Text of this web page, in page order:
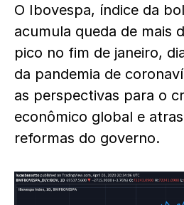
O Ibovespa, índice da
acumula queda de mais
pico no fim de janeiro,
da pandemia de
as perspectivas para o
econômico global e
reformas do governo.